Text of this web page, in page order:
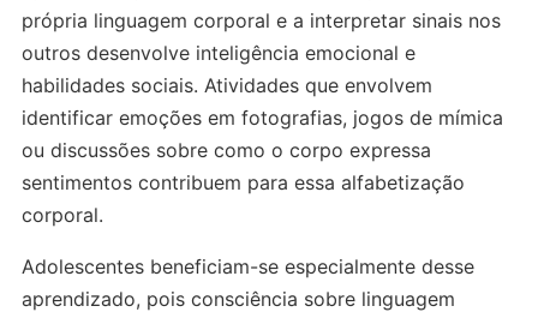
própria linguagem corporal e a interpretar sinais nos
outros desenvolve inteligência emocional e
habilidades sociais. Atividades que envolvem
identificar emoções em fotografias, jogos de mímica
ou discussões sobre como o corpo expressa
sentimentos contribuem para essa alfabetização
corporal.
Adolescentes beneficiam-se especialmente desse
aprendizado, pois consciência sobre linguagem